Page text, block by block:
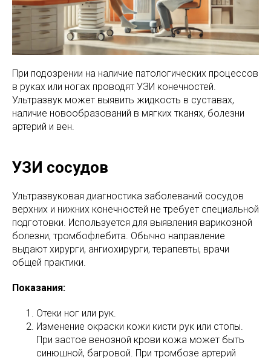
При подозрении на наличие патологических процессов
в руках или ногах проводят УЗИ конечностей.
Ультразвук может выявить жидкость в суставах,
наличие новообразований в мягких тканях, болезни
артерий и вен.
УЗИ сосудов
Ультразвуковая диагностика заболеваний сосудов
верхних и нижних конечностей не требует специальной
подготовки. Используется для выявления варикозной
болезни, тромбофлебита. Обычно направление
выдают хирурги, ангиохирурги, терапевты, врачи
общей практики.
Показания:
Отеки ног или рук.
Изменение окраски кожи кисти рук или стопы.
При застое венозной крови кожа может быть
синюшной, багровой. При тромбозе артерий